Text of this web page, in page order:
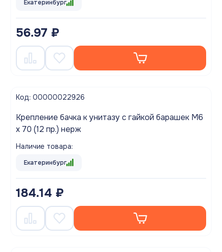
Екатеринбург
56.97 ₽
Код: 00000022926
Крепление бачка к унитазу с гайкой барашек М6
х 70 (12 пр.) нерж
Наличие товара:
Екатеринбург
184.14 ₽